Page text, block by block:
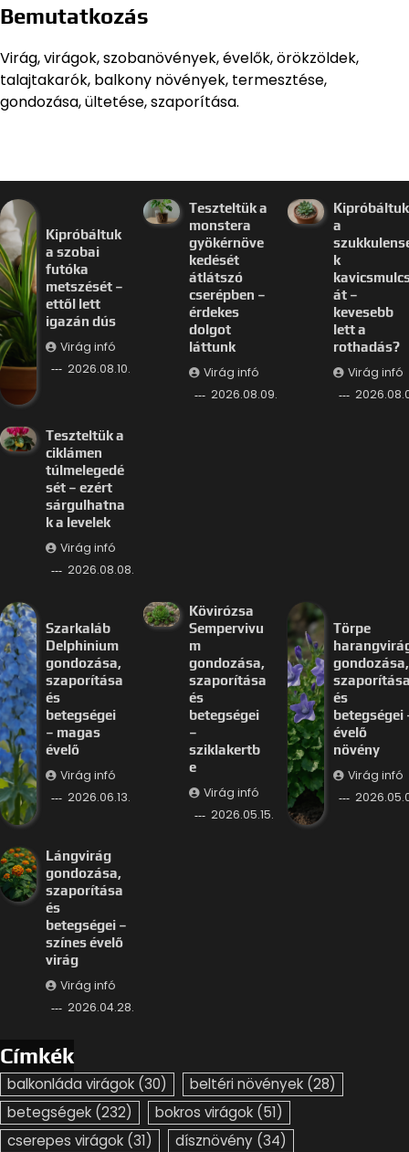
Bemutatkozás
Virág, virágok, szobanövények, évelők, örökzöldek,
talajtakarók, balkony növények, termesztése,
gondozása, ültetése, szaporítása.
Kipróbáltuk
a szobai
futóka
metszését –
ettől lett
igazán dús
Virág infó
2026.08.10.
Teszteltük a
monstera
gyökérnöve
kedését
átlátszó
cserépben –
érdekes
dolgot
láttunk
Virág infó
2026.08.09.
Kipróbáltuk
a
k
át –
kevesebb
lett a
rothadás?
Virág infó
Teszteltük a
ciklámen
túlmelegedé
sét – ezért
sárgulhatna
k a levelek
Virág infó
2026.08.08.
Szarkaláb
Delphinium
gondozása,
szaporítása
és
betegségei
– magas
évelő
Virág infó
2026.06.13.
Kövirózsa
Sempervivu
m
gondozása,
szaporítása
és
betegségei
–
sziklakertb
e
Virág infó
2026.05.15.
Törpe
gondozása,
és
betegségei
évelő
növény
Virág infó
Lángvirág
gondozása,
szaporítása
és
betegségei –
színes évelő
virág
Virág infó
2026.04.28.
Címkék
balkonláda virágok (30) beltéri növények (28)
betegségek (232) bokros virágok (51)
cserepes virágok (31) dísznövény (34)